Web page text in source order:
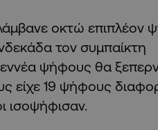
οκτώ επιπλέον
τον συμπαίκτη
ψήφους θα
είχε 19 ψήφους
ισοψήφισαν.